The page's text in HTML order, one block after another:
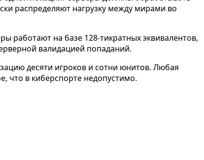
распределяют нагрузку между мирами во
работают на базе 128-тикратных эквивалентов,
валидацией попаданий.
десяти игроков и сотни юнитов. Любая
что в киберспорте недопустимо.